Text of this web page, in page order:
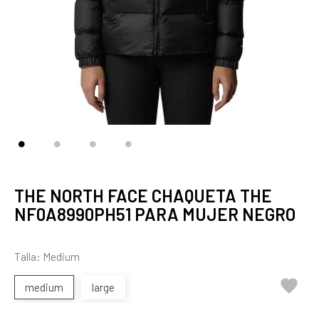
THE NORTH FACE CHAQUETA THE
NF0A8990PH51 PARA MUJER NEGRO
Talla: Medium
medium large 